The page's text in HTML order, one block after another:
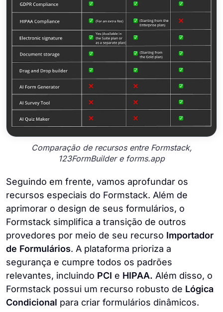
Comparação de recursos entre Formstack,
123FormBuilder e forms.app
Seguindo em frente, vamos aprofundar os
recursos especiais do Formstack. Além de
aprimorar o design de seus formulários, o
Formstack simplifica a transição de outros
provedores por meio de seu recurso Importador
de Formulários. A plataforma prioriza a
segurança e cumpre todos os padrões
relevantes, incluindo PCI e HIPAA. Além disso, o
Formstack possui um recurso robusto de Lógica
Condicional para criar formulários dinâmicos.